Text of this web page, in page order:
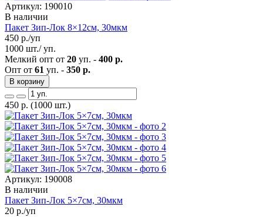
Артикул: 190010
В наличии
Пакет Зип-Лок 8×12см, 30мкм
450 р./уп
1000 шт./ уп.
Мелкий опт от 20 уп. - 400 р.
Опт от 61 уп. - 350 р.
В корзину
450 р. (1000 шт.)
Артикул: 190008
В наличии
Пакет Зип-Лок 5×7см, 30мкм
20 р./уп